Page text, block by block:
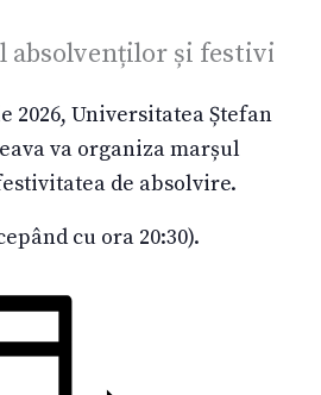
2026, Universitatea Ștefan
va organiza marșul
de absolvire.
cu ora 20:30).